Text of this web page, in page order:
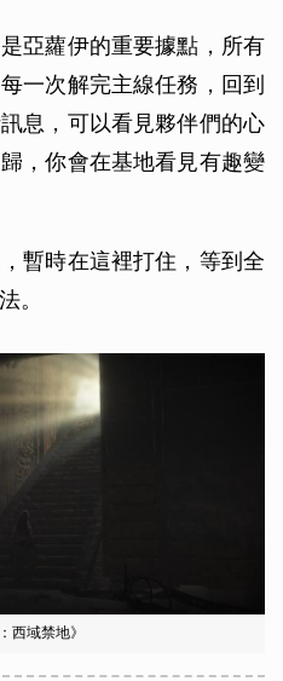
亞蘿伊的重要據點，所有
一次解完主線任務，回到
息，可以看見夥伴們的心
，你會在基地看見有趣變
暫時在這裡打住，等到全
。
西域禁地》